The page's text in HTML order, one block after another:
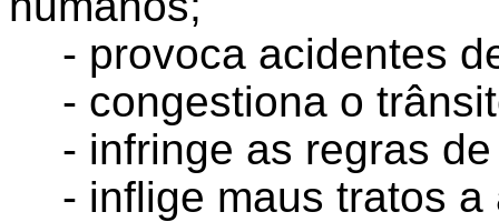
- provoca acidentes
- congestiona o
- infringe as regras
- inflige maus tratos a